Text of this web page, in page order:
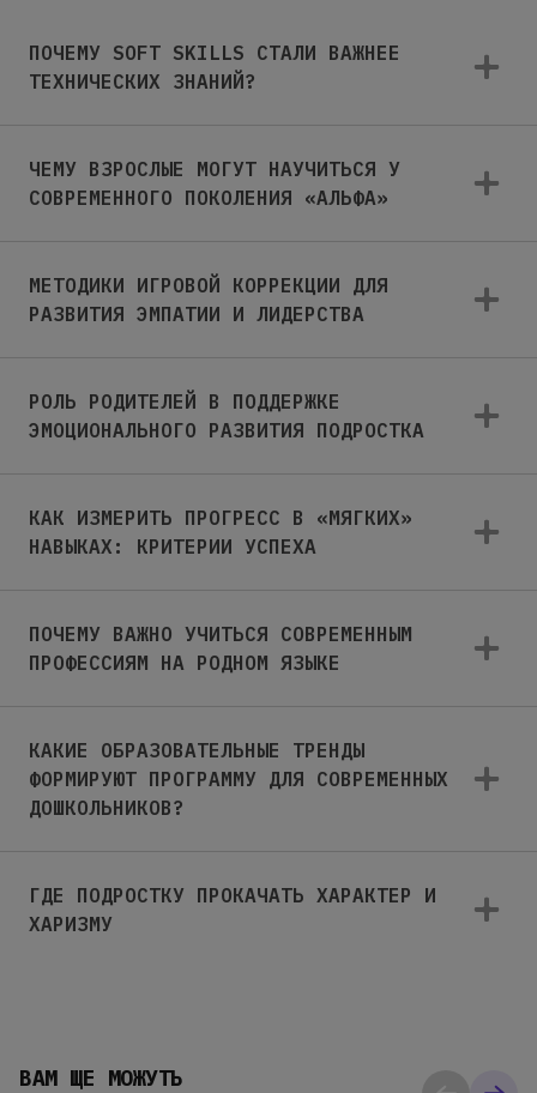
ПОЧЕМУ SOFT SKILLS СТАЛИ ВАЖНЕЕ
ТЕХНИЧЕСКИХ ЗНАНИЙ?
ЧЕМУ ВЗРОСЛЫЕ МОГУТ НАУЧИТЬСЯ У
СОВРЕМЕННОГО ПОКОЛЕНИЯ «АЛЬФА»
МЕТОДИКИ ИГРОВОЙ КОРРЕКЦИИ ДЛЯ
РАЗВИТИЯ ЭМПАТИИ И ЛИДЕРСТВА
РОЛЬ РОДИТЕЛЕЙ В ПОДДЕРЖКЕ
ЭМОЦИОНАЛЬНОГО РАЗВИТИЯ ПОДРОСТКА
КАК ИЗМЕРИТЬ ПРОГРЕСС В «МЯГКИХ»
НАВЫКАХ: КРИТЕРИИ УСПЕХА
ПОЧЕМУ ВАЖНО УЧИТЬСЯ СОВРЕМЕННЫМ
ПРОФЕССИЯМ НА РОДНОМ ЯЗЫКЕ
КАКИЕ ОБРАЗОВАТЕЛЬНЫЕ ТРЕНДЫ
ФОРМИРУЮТ ПРОГРАММУ ДЛЯ СОВРЕМЕННЫХ
ДОШКОЛЬНИКОВ?
ГДЕ ПОДРОСТКУ ПРОКАЧАТЬ ХАРАКТЕР И
ХАРИЗМУ
ВАМ ЩЕ МОЖУТЬ